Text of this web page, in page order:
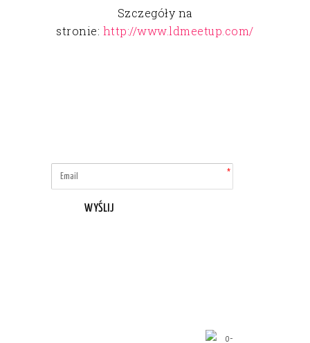
Szczegóły na
stronie: http://www.ldmeetup.com/
WYŚLIJ